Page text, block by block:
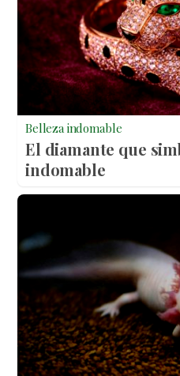
Belleza indomable
El diamante que
indomable